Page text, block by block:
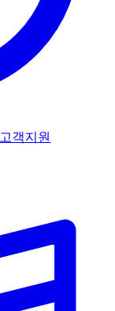
고객지원